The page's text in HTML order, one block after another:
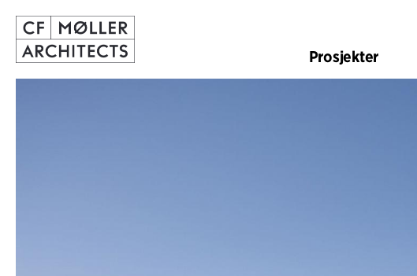
Prosjekter